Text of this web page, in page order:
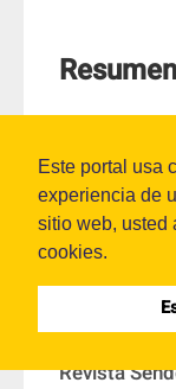
Este portal usa
experiencia de
sitio web, usted
cookies.
conocer los
redacción,
para la
Revista